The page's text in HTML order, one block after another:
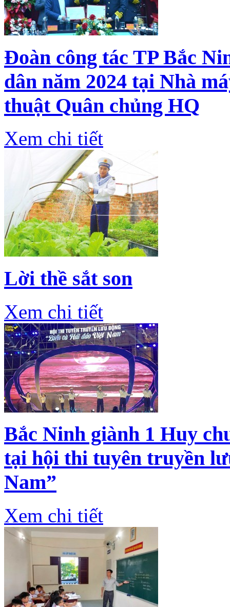
Đoàn công tác TP Bắc
dân năm 2024 tại Nhà
thuật Quân chủng HQ
Xem chi tiết
Lời thề sắt son
Xem chi tiết
Bắc Ninh giành 1 Huy
tại hội thi tuyên truyền
Nam”
Xem chi tiết